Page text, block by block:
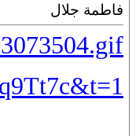
فاطمة جلال